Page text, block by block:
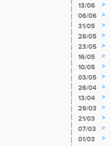
13/06
>
06/06 >
31/05
>
28/05 >
23/05
>
16/05
>
10/05
>
03/05 >
26/04 >
13/04 >
29/03 >
21/03
>
07/03
>
01/03 >